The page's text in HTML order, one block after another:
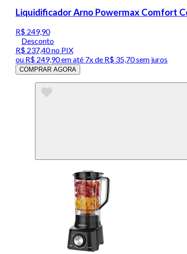
Liquidificador Arno Powermax Comfort
R$ 249,90
Desconto
R$ 237,40no PIX
ou R$ 249,90em até 7x de R$ 35,70 sem juros
COMPRAR AGORA